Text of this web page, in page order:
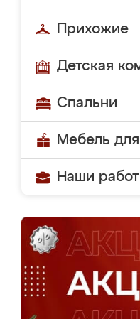
Прихожие
Детская
Спальни
Мебель
Наши